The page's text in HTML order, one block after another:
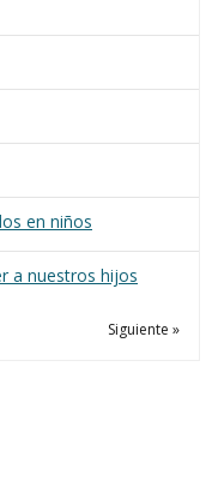
en niños
a nuestros hijos
Siguiente »